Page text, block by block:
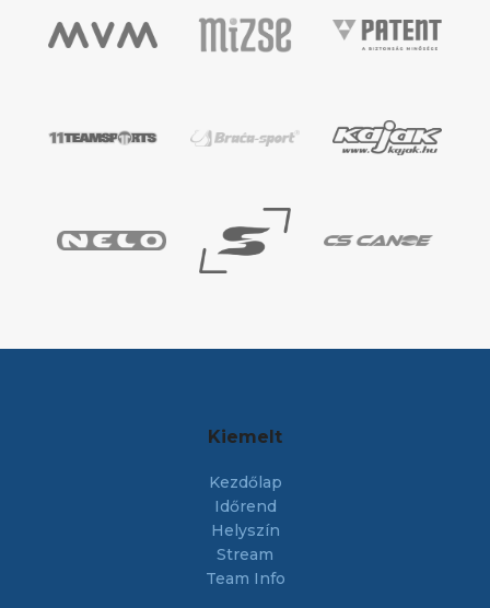
Kiemelt
Kezdőlap
Időrend
Helyszín
Stream
Team Info